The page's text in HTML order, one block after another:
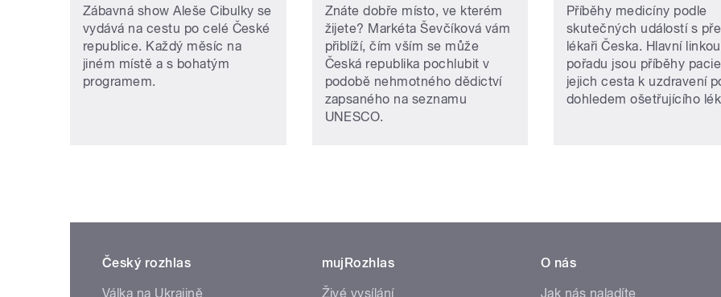
Zábavná show Aleše Cibulky se
vydává na cestu po celé České
republice. Každý měsíc na
jiném místě a s bohatým
programem.
Znáte dobře místo, ve kterém
žijete? Markéta Ševčíková vám
přiblíží, čím vším se může
Česká republika pochlubit v
podobě nehmotného dědictví
zapsaného na seznamu
UNESCO.
Příběhy medicíny podle
skutečných událostí s
lékaři Česka. Hlavní linkou
pořadu jsou příběhy
jejich cesta k uzdravení
dohledem ošetřujícího
Český rozhlas
Válka na Ukrajině
mujRozhlas
Živé vysílání
O nás
Jak nás naladíte